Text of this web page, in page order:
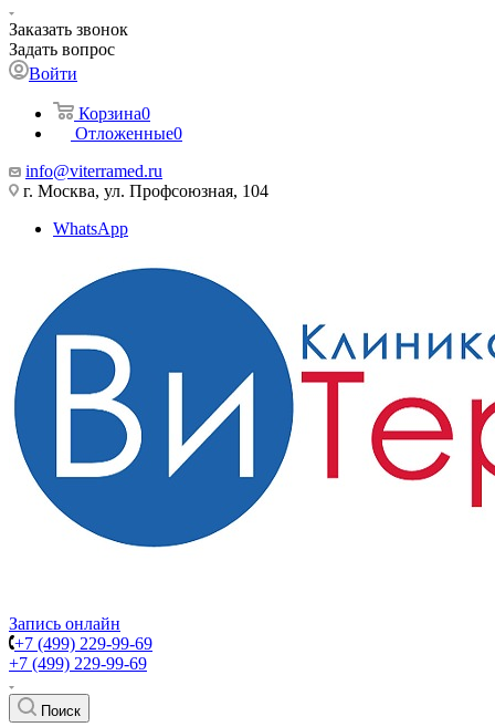
Заказать звонок
Задать вопрос
Войти
Корзина0
Отложенные0
info@viterramed.ru
г. Москва, ул. Профсоюзная, 104
WhatsApp
Запись онлайн
+7 (499) 229-99-69
+7 (499) 229-99-69
Поиск